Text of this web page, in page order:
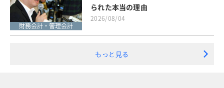
財務会計・管理会計
られた本当の理由
2026/08/04
もっと見る